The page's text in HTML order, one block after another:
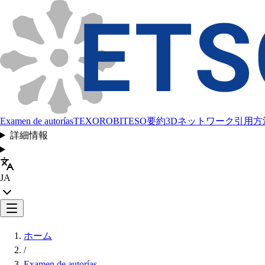
Examen de autoríasTEXOROBITESO要約3Dネットワーク引用方
詳細情報
JA
ホーム
/